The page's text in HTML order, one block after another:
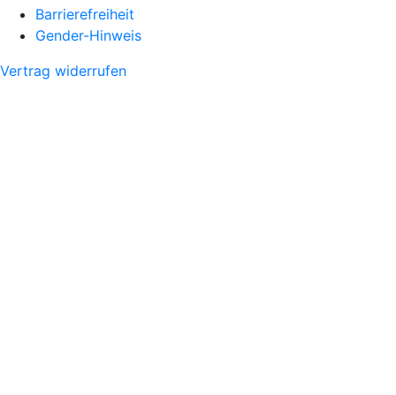
Barrierefreiheit
Gender-Hinweis
Vertrag widerrufen